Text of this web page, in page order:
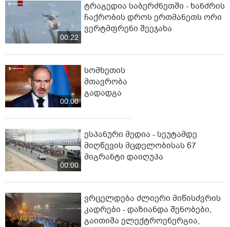
00:22
ტრაგედია საბერძნეთში - ხანძრის
ჩაქრობის დროს ერთმანეთს ორი
ვერტმფრენი შეეჯახა
00:00
სომხეთის
მთავრობა
გადადგა
00:00
ესპანური მედია - სეუტამდე
მიღწევის მცდელობისას 67
მიგრანტი დაიღუპა
ვრცელდება ძლიერი მიწისძვრის
კადრები - დაზიანდა შენობები,
გაითიშა ელექტროენერგია,